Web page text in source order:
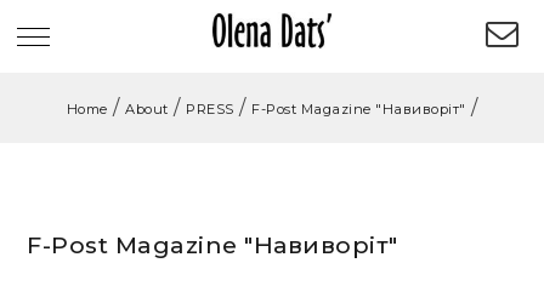
Home / About / PRESS / F-Post Magazine "Навиворіт" /
F-Post Magazine "Навиворіт"